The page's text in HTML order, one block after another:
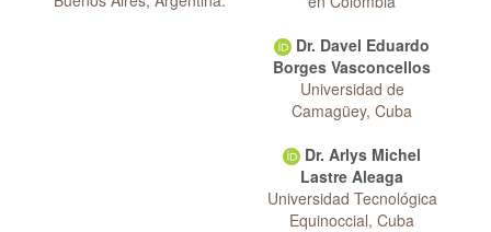
Dr. Davel Eduardo
Borges Vasconcellos
Universidad de
Camagüey, Cuba
Dr. Arlys Michel
Lastre Aleaga
Universidad Tecnológica
Equinoccial, Cuba